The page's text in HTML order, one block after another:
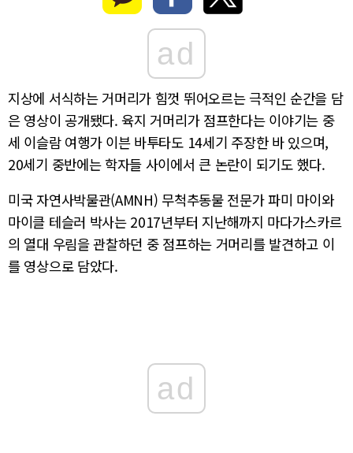
ad
지상에 서식하는 거머리가 힘껏 뛰어오르는 극적인 순간을 담
은 영상이 공개됐다. 육지 거머리가 점프한다는 이야기는 중
세 이슬람 여행가 이븐 바투타도 14세기 주장한 바 있으며,
20세기 중반에는 학자들 사이에서 큰 논란이 되기도 했다.
미국 자연사박물관(AMNH) 무척추동물 전문가 파미 마이와
마이클 테슬러 박사는 2017년부터 지난해까지 마다가스카르
의 열대 우림을 관찰하던 중 점프하는 거머리를 발견하고 이
를 영상으로 담았다.
ad